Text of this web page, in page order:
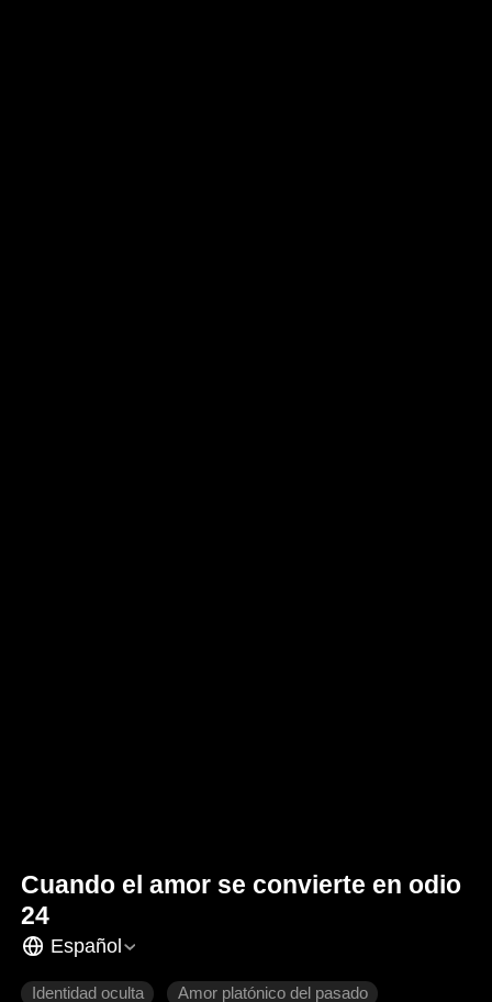
Cuando el amor se convierte en odio
24
Español
Identidad oculta Amor platónico del pasado